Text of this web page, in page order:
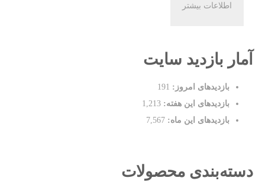
اطلاعات بیشتر
آمار بازدید سایت
بازدیدهای امروز: 191
بازدیدهای این هفته: 1,213
بازدیدهای این ماه: 7,567
دسته‌بندی محصولات